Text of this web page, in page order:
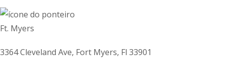
Ft. Myers
3364 Cleveland Ave, Fort Myers, Fl 33901